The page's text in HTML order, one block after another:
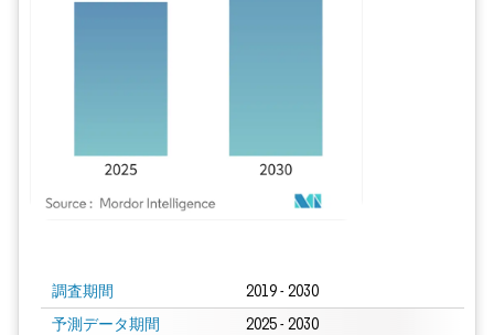
調査期間 2019 - 2030
予測データ期間 2025 - 2030